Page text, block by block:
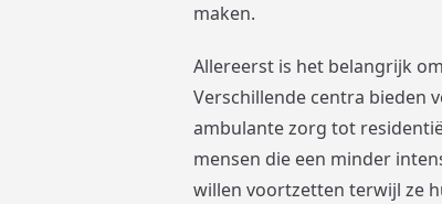
maken.
Allereerst is het belangrijk
Verschillende centra bieden
ambulante zorg tot
mensen die een minder
willen voortzetten terwijl ze